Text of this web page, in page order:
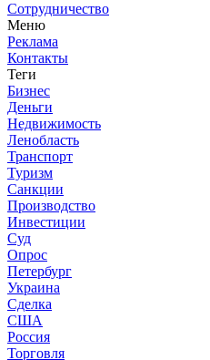
Сотрудничество
Меню
Реклама
Контакты
Теги
Бизнес
Деньги
Недвижимость
Ленобласть
Транспорт
Туризм
Санкции
Производство
Инвестиции
Суд
Опрос
Петербург
Украина
Сделка
США
Россия
Торговля